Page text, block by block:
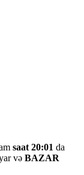
saat 20:01 da
və BAZAR